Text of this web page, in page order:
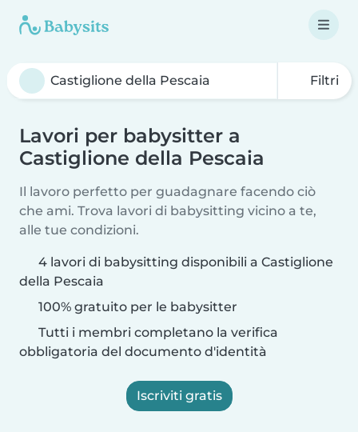
Filtri
Lavori per babysitter a
Castiglione della Pescaia
Il lavoro perfetto per guadagnare facendo ciò
che ami. Trova lavori di babysitting vicino a te,
alle tue condizioni.
4 lavori di babysitting disponibili a Castiglione
della Pescaia
100% gratuito per le babysitter
Tutti i membri completano la verifica
obbligatoria del documento d'identità
Iscriviti gratis